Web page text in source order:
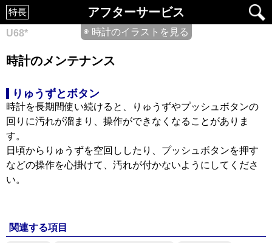
特長 アフターサービス
◉ 時計のイラストを見る
U68*
時計のメンテナンス
りゅうずとボタン
時計を長期間使い続けると、りゅうずやプッシュボタンの
回りに汚れが溜まり、操作ができなくなることがありま
す。
日頃からりゅうずを空回ししたり、プッシュボタンを押す
などの操作を心掛けて、汚れが付かないようにしてくださ
い。
関連する項目